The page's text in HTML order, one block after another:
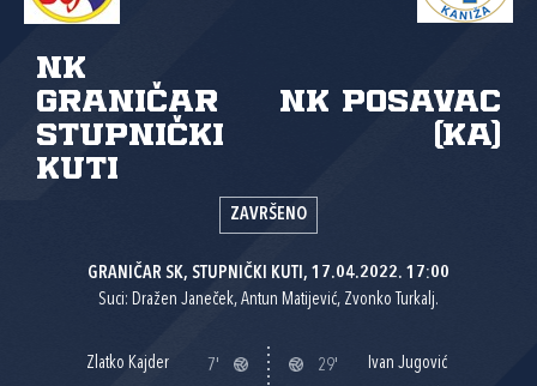
NK
Graničar
Stupnički
Kuti
NK Posavac
(Ka)
ZAVRŠENO
GRANIČAR SK, STUPNIČKI KUTI, 17.04.2022. 17:00
Suci: Dražen Janeček, Antun Matijević, Zvonko Turkalj.
Zlatko Kajder 7' 29'
Ivan Jugović